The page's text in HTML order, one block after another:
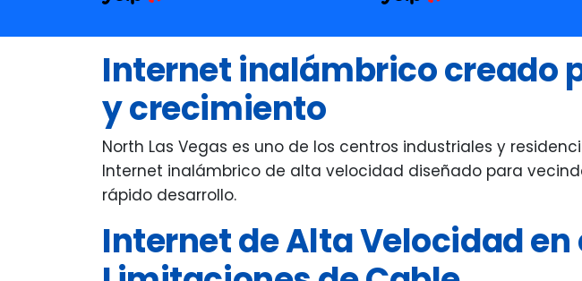
with any concerns and
in moving carriers as
a follow up from start to
and with care. The staff
friendly especially our
Mathew helped the most
whole process and is a
experience in general
Internet inalámbrico creado
y crecimiento
North Las Vegas es uno de los centros industriales y
Internet inalámbrico de alta velocidad diseñado para
rápido desarrollo.
Internet de Alta Velocidad en